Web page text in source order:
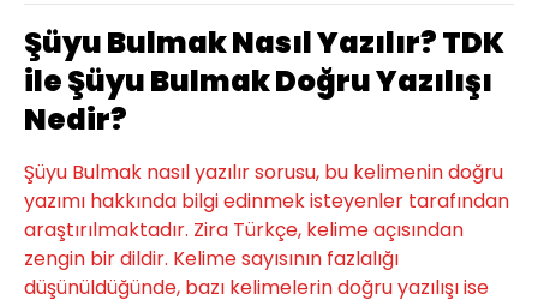
Şüyu Bulmak Nasıl Yazılır? TDK
ile Şüyu Bulmak Doğru Yazılışı
Nedir?
Şüyu Bulmak nasıl yazılır sorusu, bu kelimenin doğru
yazımı hakkında bilgi edinmek isteyenler tarafından
araştırılmaktadır. Zira Türkçe, kelime açısından
zengin bir dildir. Kelime sayısının fazlalığı
düşünüldüğünde, bazı kelimelerin doğru yazılışı ise